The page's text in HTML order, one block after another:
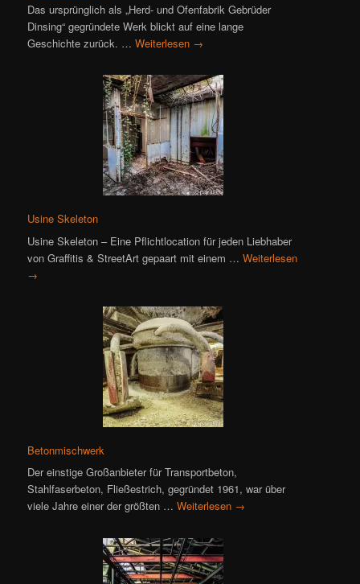
Das ursprünglich als „Herd- und Ofenfabrik Gebrüder
Dinsing“ gegründete Werk blickt auf eine lange
Geschichte zurück. …Weiterlesen →
Usine Skeleton
Usine Skeleton – Eine Pflichtlocation für jeden Liebhaber
von Graffitis & StreetArt gepaart mit einem …Weiterlesen
→
Betonmischwerk
Der einstige Großanbieter für Transportbeton,
Stahlfaserbeton, Fließestrich, gegründet 1961, war über
viele Jahre einer der größten …Weiterlesen →